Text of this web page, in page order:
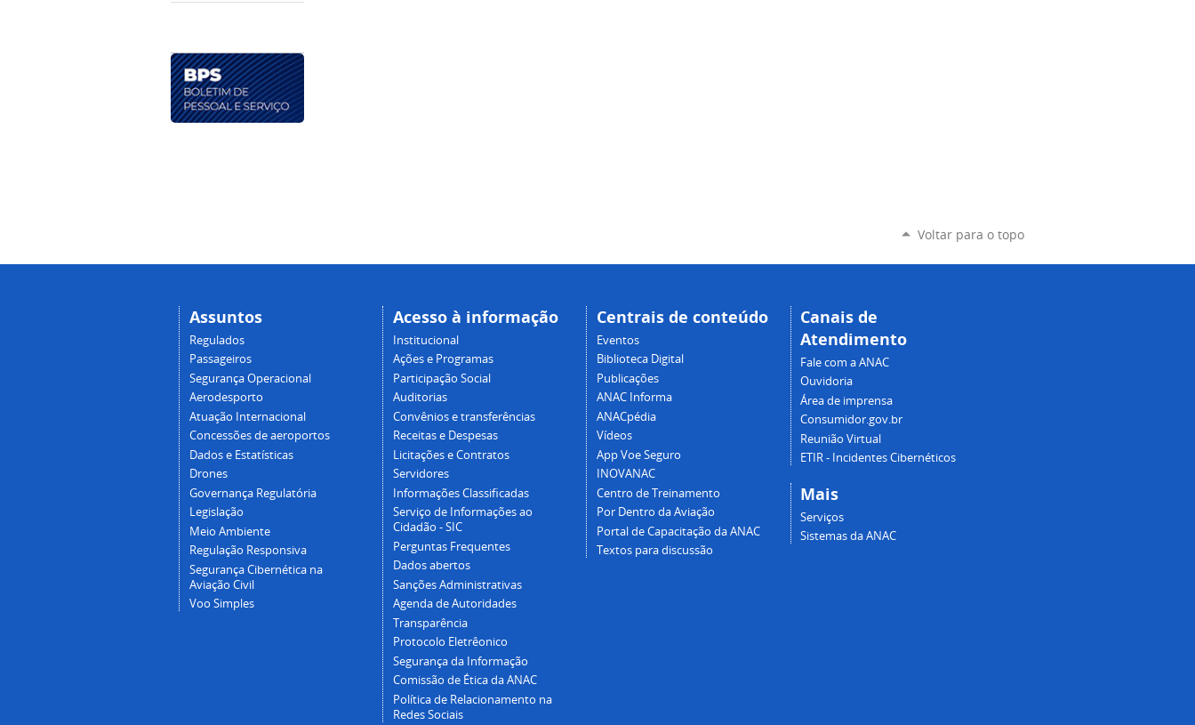
Voltar para o topo
Assuntos
Regulados
Passageiros
Segurança Operacional
Aerodesporto
Atuação Internacional
Concessões de aeroportos
Dados e Estatísticas
Drones
Governança Regulatória
Legislação
Meio Ambiente
Regulação Responsiva
Segurança Cibernética na
Aviação Civil
Voo Simples
Acesso à informação
Institucional
Ações e Programas
Participação Social
Auditorias
Convênios e transferências
Receitas e Despesas
Licitações e Contratos
Servidores
Informações Classificadas
Serviço de Informações ao
Cidadão - SIC
Perguntas Frequentes
Dados abertos
Sanções Administrativas
Agenda de Autoridades
Transparência
Protocolo Eletrêonico
Segurança da Informação
Comissão de Ética da ANAC
Política de Relacionamento na
Redes Sociais
Centrais de conteúdo
Eventos
Biblioteca Digital
Publicações
ANAC Informa
ANACpédia
Vídeos
App Voe Seguro
INOVANAC
Centro de Treinamento
Por Dentro da Aviação
Portal de Capacitação da ANAC
Textos para discussão
Canais de
Atendimento
Fale com a ANAC
Ouvidoria
Área de imprensa
Consumidor.gov.br
Reunião Virtual
ETIR - Incidentes Cibernéticos
Mais
Serviços
Sistemas da ANAC